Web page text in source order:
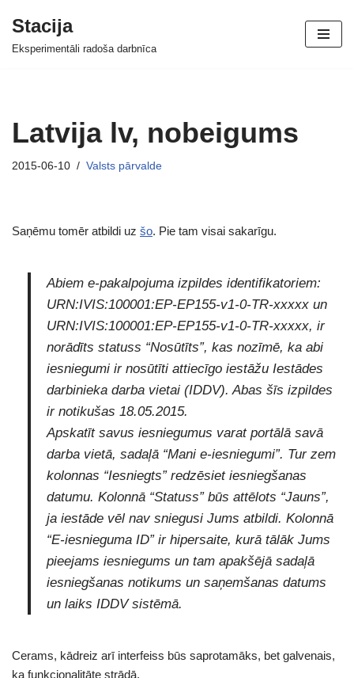
Skip
Stacija
Eksperimentāli radoša darbnīca
Latvija lv, nobeigums
2015-06-10 Valsts pārvalde
Saņēmu tomēr atbildi uz šo. Pie tam visai sakarīgu.
Abiem e-pakalpojuma izpildes identifikatoriem:
URN:IVIS:100001:EP-EP155-v1-0-TR-xxxxx un
URN:IVIS:100001:EP-EP155-v1-0-TR-xxxxx, ir
norādīts statuss “Nosūtīts”, kas nozīmē, ka abi
iesniegumi ir nosūtīti attiecīgo iestāžu Iestādes
darbinieka darba vietai (IDDV). Abas šīs izpildes
ir notikušas 18.05.2015.
Apskatīt savus iesniegumus varat portālā savā
darba vietā, sadaļā “Mani e-iesniegumi”. Tur zem
kolonnas “Iesniegts” redzēsiet iesniegšanas
datumu. Kolonnā “Statuss” būs attēlots “Jauns”,
ja iestāde vēl nav sniegusi Jums atbildi. Kolonnā
“E-iesnieguma ID” ir hipersaite, kurā tālāk Jums
pieejams iesniegums un tam apakšējā sadaļā
iesniegšanas notikums un saņemšanas datums
un laiks IDDV sistēmā.
Cerams, kādreiz arī interfeiss būs saprotamāks, bet galvenais,
ka funkcionalitāte strādā.